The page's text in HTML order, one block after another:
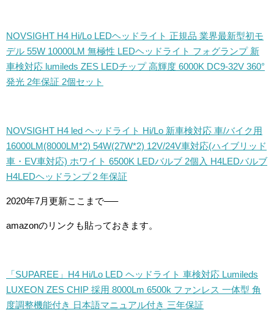
NOVSIGHT H4 Hi/Lo LEDヘッドライト 正規品 業界最新型初モ
デル 55W 10000LM 無極性 LEDヘッドライト フォグランプ 新
車検対応 lumileds ZES LEDチップ 高輝度 6000K DC9-32V 360°
発光 2年保証 2個セット
NOVSIGHT H4 led ヘッドライト Hi/Lo 新車検対応 車/バイク用
16000LM(8000LM*2) 54W(27W*2) 12V/24V車対応(ハイブリッド
車・EV車対応) ホワイト 6500K LEDバルブ 2個入 H4LEDバルブ
H4LEDヘッドランプ２年保証
2020年7月更新ここまで—–
amazonのリンクも貼っておきます。
「SUPAREE」H4 Hi/Lo LED ヘッドライト 車検対応 Lumileds
LUXEON ZES CHIP 採用 8000Lm 6500k ファンレス 一体型 角
度調整機能付き 日本語マニュアル付き 三年保証